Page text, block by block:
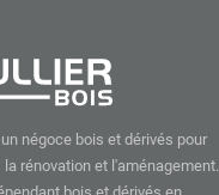
négoce bois et dérivés pour
la rénovation et l'aménagement.